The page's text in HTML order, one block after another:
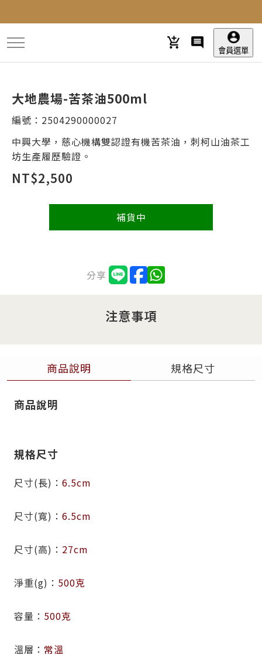
到
主
要
內
會員選單
大地農場-苦茶油500ml
編號： 2504290000027
中興大學，慈心機構雙認證有機苦茶油，刺柯山油茶工
坊生產履歷驗證。
NT$2,500
補貨中
分享
注意事項
商品說明 規格尺寸
商品說明
規格尺寸
尺寸(長) 6.5cm
尺寸(寬) 6.5cm
尺寸(高) 27cm
淨重(g) 500克
容量 500克
溫層 常溫